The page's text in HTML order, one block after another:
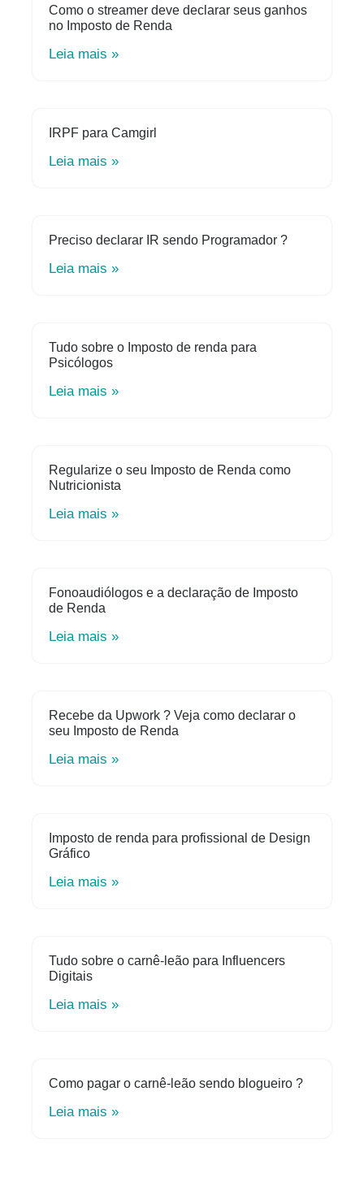
Como o streamer deve declarar seus ganhos
no Imposto de Renda
Leia mais »
IRPF para Camgirl
Leia mais »
Preciso declarar IR sendo Programador ?
Leia mais »
Tudo sobre o Imposto de renda para
Psicólogos
Leia mais »
Regularize o seu Imposto de Renda como
Nutricionista
Leia mais »
Fonoaudiólogos e a declaração de Imposto
de Renda
Leia mais »
Recebe da Upwork ? Veja como declarar o
seu Imposto de Renda
Leia mais »
Imposto de renda para profissional de Design
Gráfico
Leia mais »
Tudo sobre o carnê-leão para Influencers
Digitais
Leia mais »
Como pagar o carnê-leão sendo blogueiro ?
Leia mais »